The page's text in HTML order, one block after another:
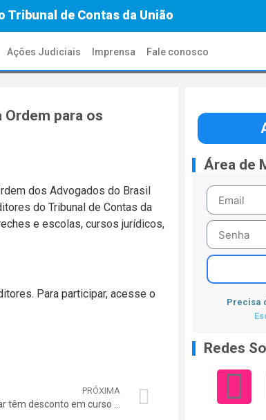
Tribunal de Contas da União
Ações Judiciais Imprensa Fale conosco
para os
dos Advogados do Brasil
do Tribunal de Contas da
e escolas, cursos jurídicos,
Para participar, acesse o
PRÓXIMA
Área de
Precisa
Redes